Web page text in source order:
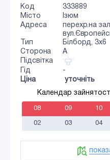
Код
333889
Місто
Ізюм
Адреса
перехр.на
Тип
Білборд, 3х6
Сторона
A
Підсвітка
Гід
-
Ціна
уточніть
Календар
08 09 10
02 03 04